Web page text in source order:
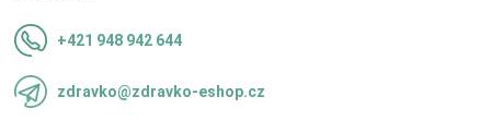
+421 948 942 644
zdravko@zdravko-eshop.cz